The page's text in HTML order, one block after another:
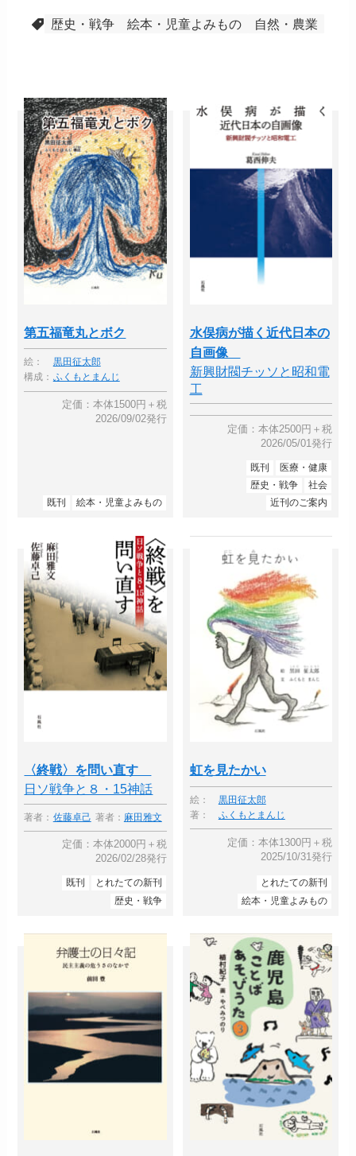
歴史・戦争 絵本・児童よみもの 自然・農業
第五福竜丸とボク
絵：
黒田征太郎
構成： ふくもとまんじ
定価：本体1500円＋税
2026/09/02発行
既刊 絵本・児童よみもの
水俣病が描く近代日本の
自画像
新興財閥チッソと昭和電
工
定価：本体2500円＋税
2026/05/01発行
既刊
医療・健康
歴史・戦争
社会
近刊のご案内
〈終戦〉を問い直す
日ソ戦争と８・15神話
著者： 佐藤卓己 著者： 麻田雅文
定価：本体2000円＋税
2026/02/28発行
既刊
とれたての新刊
歴史・戦争
虹を見たかい
絵：
黒田征太郎
著：
ふくもとまんじ
定価：本体1300円＋税
2025/10/31発行
とれたての新刊
絵本・児童よみもの